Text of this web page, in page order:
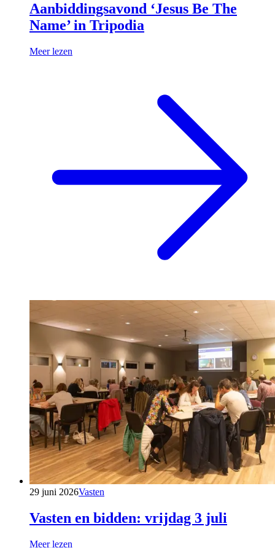
Aanbiddingsavond ‘Jesus Be The
Name’ in Tripodia
Meer lezen
29 juni 2026Vasten
Vasten en bidden: vrijdag 3 juli
Meer lezen